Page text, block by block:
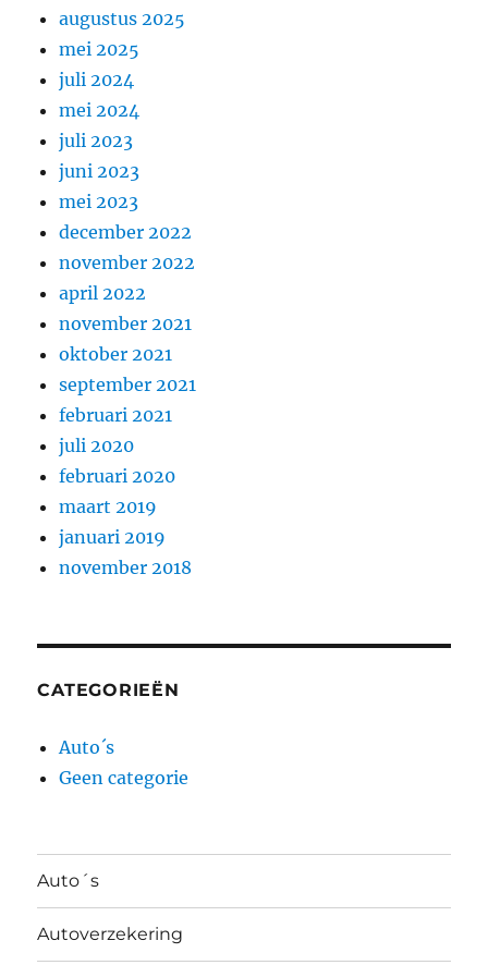
augustus 2025
mei 2025
juli 2024
mei 2024
juli 2023
juni 2023
mei 2023
december 2022
november 2022
april 2022
november 2021
oktober 2021
september 2021
februari 2021
juli 2020
februari 2020
maart 2019
januari 2019
november 2018
CATEGORIEËN
Auto´s
Geen categorie
Auto´s
Autoverzekering